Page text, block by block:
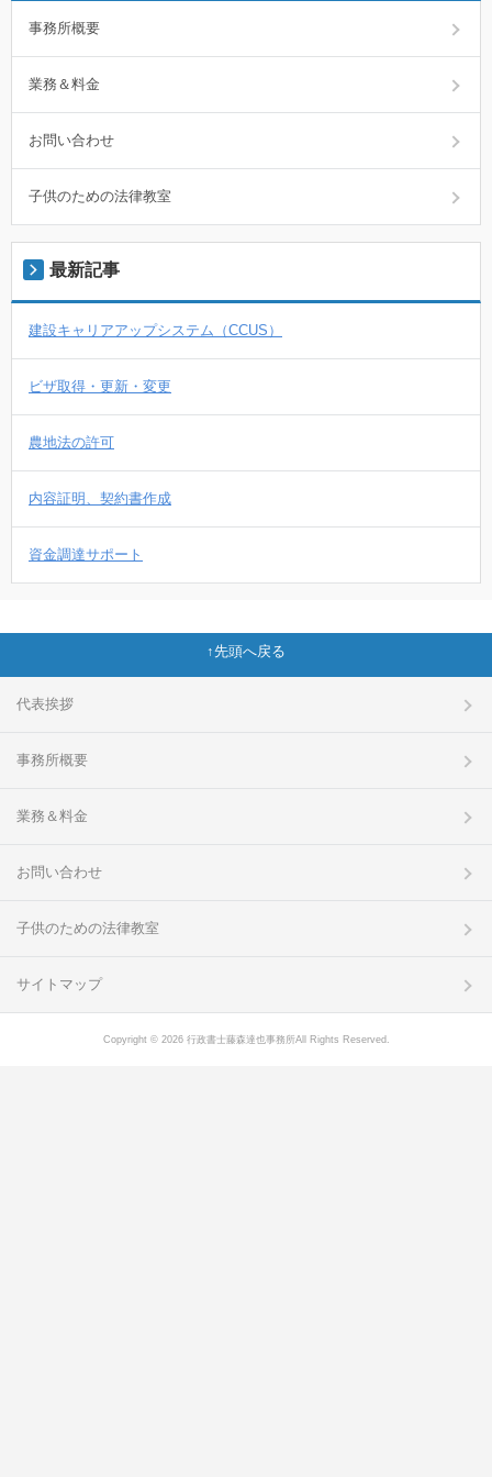
事務所概要
業務＆料金
お問い合わせ
子供のための法律教室
最新記事
建設キャリアアップシステム（CCUS）
ビザ取得・更新・変更
農地法の許可
内容証明、契約書作成
資金調達サポート
先頭へ戻る
代表挨拶
事務所概要
業務＆料金
お問い合わせ
子供のための法律教室
サイトマップ
Copyright © 2026 行政書士藤森達也事務所All Rights Reserved.